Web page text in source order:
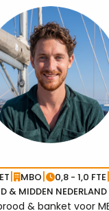
| MBO| 0,8 - 1,0 FTE|
& MIDDEN NEDERLAND
& banket voor